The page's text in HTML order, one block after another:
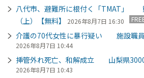
八代市、避難所に根付く「TMAT」
（上）【無料】
2026年8月7日 16:30
介護の70代女性に暴行疑い 施設職員
2026年8月7日 10:44
挿管外れ死亡、和解成立 山梨県
2026年8月7日 10:43